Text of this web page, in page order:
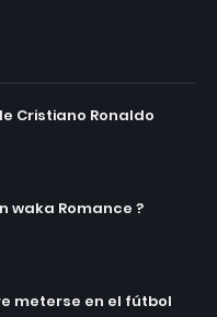
Cristiano Ronaldo
waka Romance ?
meterse en el fútbol